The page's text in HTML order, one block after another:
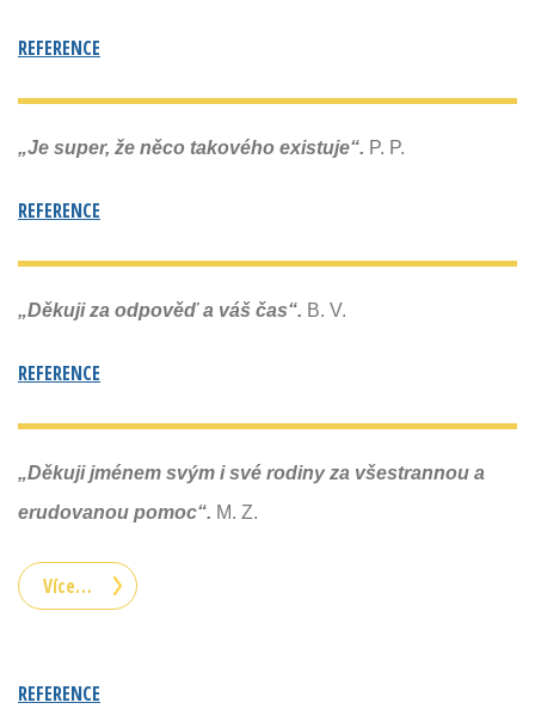
REFERENCE
„Je super, že něco takového existuje“. P. P.
REFERENCE
„Děkuji za odpověď a váš čas“. B. V.
REFERENCE
„Děkuji jménem svým i své rodiny za všestrannou a
erudovanou pomoc“. M. Z.
Více…
REFERENCE